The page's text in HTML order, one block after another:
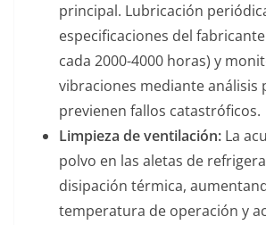
principal. Lubricación
especificaciones del
cada 2000-4000 horas) y
vibraciones mediante análisis
previenen fallos catastróficos.
Limpieza de ventilación: La
polvo en las aletas de
disipación térmica,
temperatura de operación y